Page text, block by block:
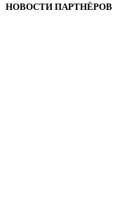
НОВОСТИ ПАРТНЁРОВ